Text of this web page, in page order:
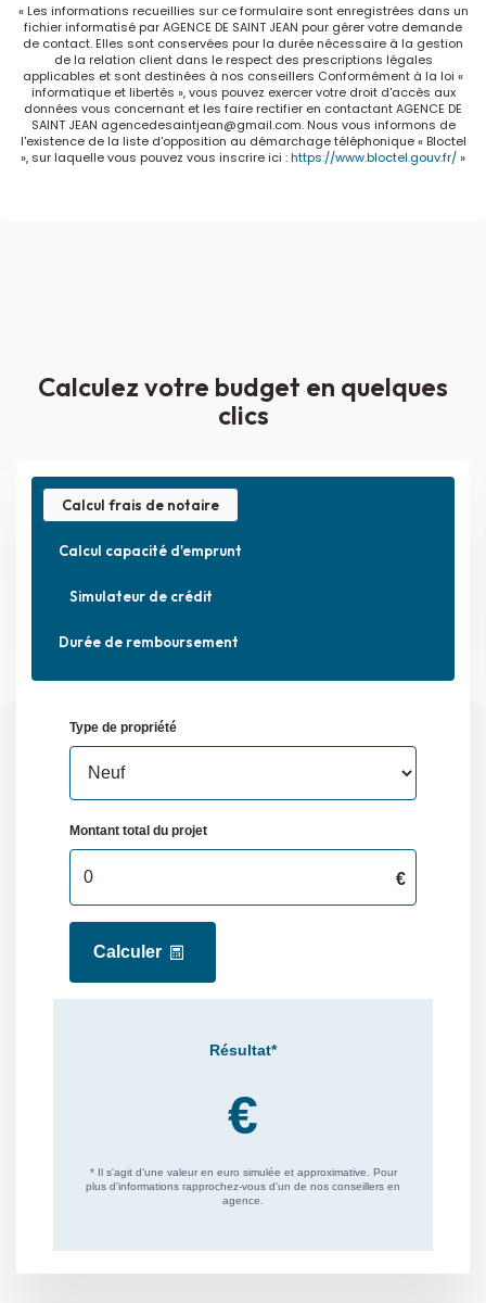
« Les informations recueillies sur ce formulaire sont enregistrées dans un
fichier informatisé par AGENCE DE SAINT JEAN pour gérer votre demande
de contact. Elles sont conservées pour la durée nécessaire à la gestion
de la relation client dans le respect des prescriptions légales
applicables et sont destinées à nos conseillers Conformément à la loi «
informatique et libertés », vous pouvez exercer votre droit d'accès aux
données vous concernant et les faire rectifier en contactant AGENCE DE
SAINT JEAN agencedesaintjean@gmail.com. Nous vous informons de
l'existence de la liste d'opposition au démarchage téléphonique « Bloctel
», sur laquelle vous pouvez vous inscrire ici :https://www.bloctel.gouv.fr/»
Calculez votre budget en quelques
clics
Calcul frais de notaire
Calcul capacité d'emprunt
Simulateur de crédit
Durée de remboursement